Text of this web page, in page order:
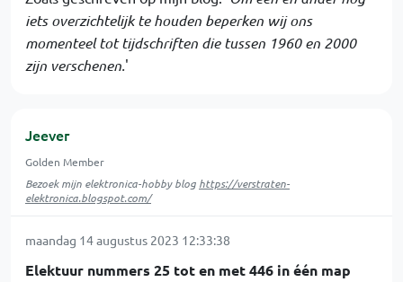
iets overzichtelijk te houden beperken wij ons
momenteel tot tijdschriften die tussen 1960 en 2000
zijn verschenen.'
Jeever
Golden Member
Bezoek mijn elektronica-hobby blog https://verstraten-
elektronica.blogspot.com/
maandag 14 augustus 2023 12:33:38
Elektuur nummers 25 tot en met 446 in één map